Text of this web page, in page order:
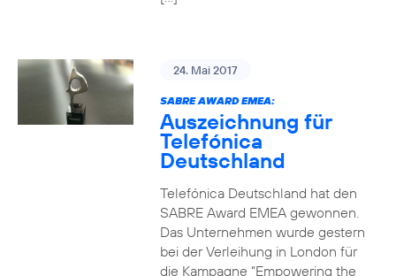
24. Mai 2017
SABRE AWARD EMEA:
Auszeichnung für
Telefónica
Deutschland
Telefónica Deutschland hat den
SABRE Award EMEA gewonnen.
Das Unternehmen wurde gestern
bei der Verleihung in London für
die Kampagne “Empowering the